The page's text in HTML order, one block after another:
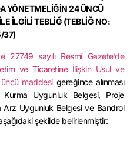
YÖNETMELİĞİN 24 ÜNCÜ
İLGİLİ TEBLİĞ (TEBLİĞ NO:
37)
27749 sayılı Resmî Gazete’de
ve Ticaretine İlişkin Usul ve
maddesigereğince alınması
Uygunluk Belgesi, Proje
Arz Uygunluk Belgesi ve Bandrol
şekilde belirlenmiştir: